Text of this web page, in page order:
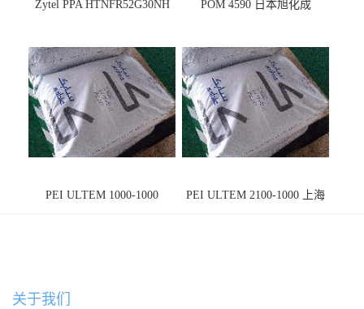
Zytel PPA HTNFR52G30NH POM 4590 日本旭化成
PEI ULTEM 1000-1000
PEI ULTEM 2100-1000 上海
关于我们